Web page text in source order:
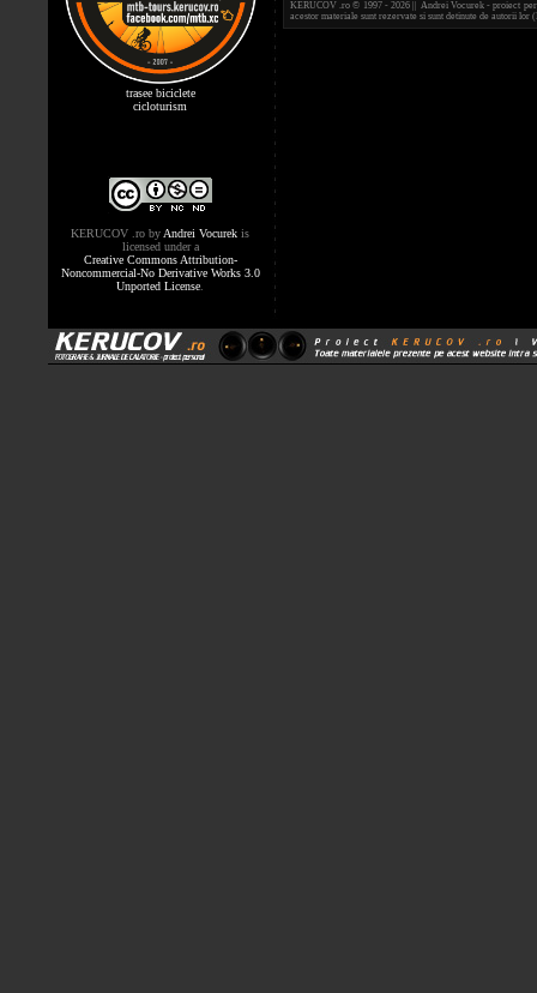
trasee biciclete
cicloturism
KERUCOV .ro by Andrei Vocurek is
licensed under a
Creative Commons Attribution-
Noncommercial-No Derivative Works 3.0
Unported License
KERUCOV .ro © 1997 - 2026 || Andrei Vocurek - proiect
acestor materiale sunt rezervate si sunt detinute de autorii